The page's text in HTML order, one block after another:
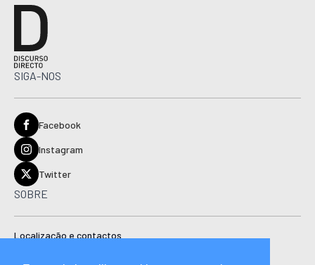
SIGA-NOS
Facebook
Instagram
Twitter
SOBRE
Localização e contactos